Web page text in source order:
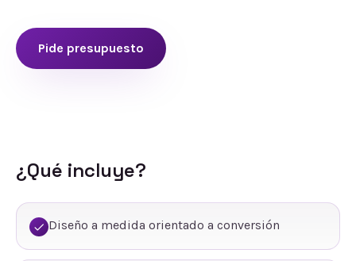
Pide presupuesto
¿Qué incluye?
Diseño a medida orientado a conversión